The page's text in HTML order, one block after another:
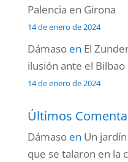
Palencia en Girona
14 de enero de 2024
Dámasoen El
ilusión ante el Bilbao
14 de enero de 2024
Últimos
Dámasoen Un
que se talaron en la